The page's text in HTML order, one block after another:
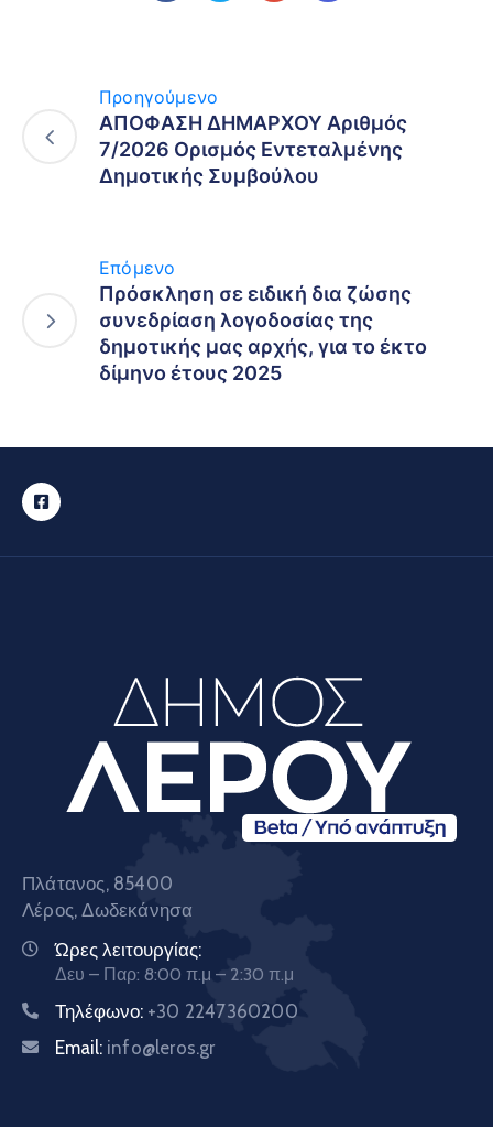
Προηγούμενο
ΑΠΟΦΑΣΗ ΔΗΜΑΡΧΟΥ Αριθμός
7/2026 Ορισμός Εντεταλμένης
Δημοτικής Συμβούλου
Επόμενο
Πρόσκληση σε ειδική δια ζώσης
συνεδρίαση λογοδοσίας της
δημοτικής μας αρχής, για το έκτο
δίμηνο έτους 2025
Πλάτανος, 85400
Λέρος, Δωδεκάνησα
Ώρες λειτουργίας:
Δευ – Παρ: 8:00 π.μ – 2:30 π.μ
Τηλέφωνο: +30 2247360200
Email: info@leros.gr